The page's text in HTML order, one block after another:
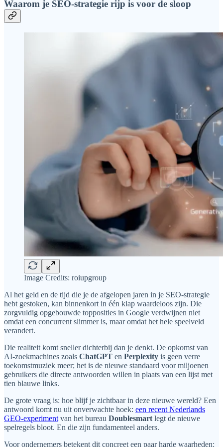
Waarom je SEO-strategie rijp is voor de sloop
Image Credits: roiupgroup
Al het geld en de tijd die je de afgelopen jaren in je SEO-strategie
hebt gestoken, kan binnenkort in één klap waardeloos zijn. Die
zorgvuldig opgebouwde topposities in Google verdwijnen niet
omdat een concurrent slimmer is, maar omdat het hele speelveld
verandert.
Die realiteit komt sneller dichterbij dan je denkt. De opkomst van
AI-zoekmachines zoals ChatGPT en Perplexity is geen verre
toekomstmuziek meer; het is de nieuwe standaard voor miljoenen
gebruikers die directe antwoorden willen in plaats van een lijst met
tien blauwe links.
De grote vraag is: hoe blijf je zichtbaar in deze nieuwe wereld? Een
antwoord komt nu uit onverwachte hoek: een recent Nederlands
GEO-experiment van het bureau Doublesmart legt de nieuwe
spelregels bloot. En die zijn fundamenteel anders.
Voor ondernemers betekent dit concreet een paar harde waarheden: